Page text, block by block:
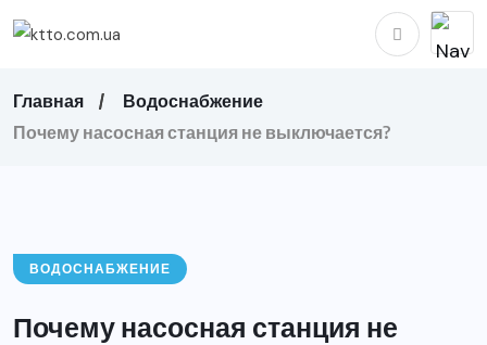
Главная
Водоснабжение
Почему насосная станция не выключается?
ВОДОСНАБЖЕНИЕ
Почему насосная станция не